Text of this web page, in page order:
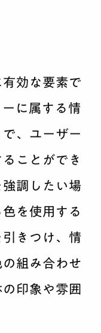
効な要素で
に属する情
、ユーザー
ことができ
調したい場
を使用する
きつけ、情
組み合わせ
印象や雰囲